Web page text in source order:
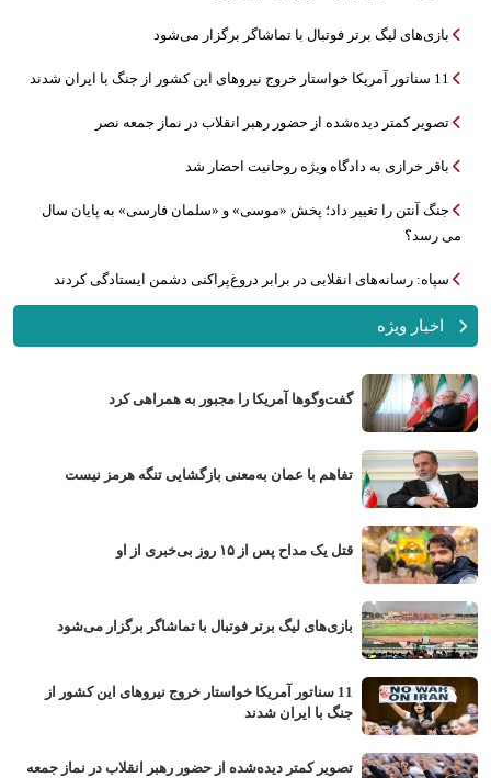
بازی‌های لیگ برتر فوتبال با تماشاگر برگزار می‌شود
11 سناتور آمریکا خواستار خروج نیروهای این کشور از جنگ با ایران شدند
تصویر کمتر دیده‌شده از حضور رهبر انقلاب در نماز جمعه نصر
باقر خرازی به دادگاه ویژه روحانیت احضار شد
جنگ آنتن را تغییر داد؛ پخش «موسی» و «سلمان فارسی» به پایان سال
می رسد؟
سپاه: رسانه‌های انقلابی در برابر دروغ‌پراکنی دشمن ایستادگی کردند
اخبار ویژه
گفت‌وگوها آمریکا را مجبور به همراهی کرد
تفاهم با عمان به‌معنی بازگشایی تنگه هرمز نیست
قتل یک مداح پس از ۱۵ روز بی‌خبری از او
بازی‌های لیگ برتر فوتبال با تماشاگر برگزار می‌شود
11 سناتور آمریکا خواستار خروج نیروهای این کشور از
جنگ با ایران شدند
تصویر کمتر دیده‌شده از حضور رهبر انقلاب در نماز جمعه